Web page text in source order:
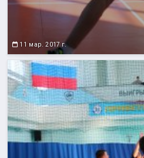
11 мар. 2017 г.